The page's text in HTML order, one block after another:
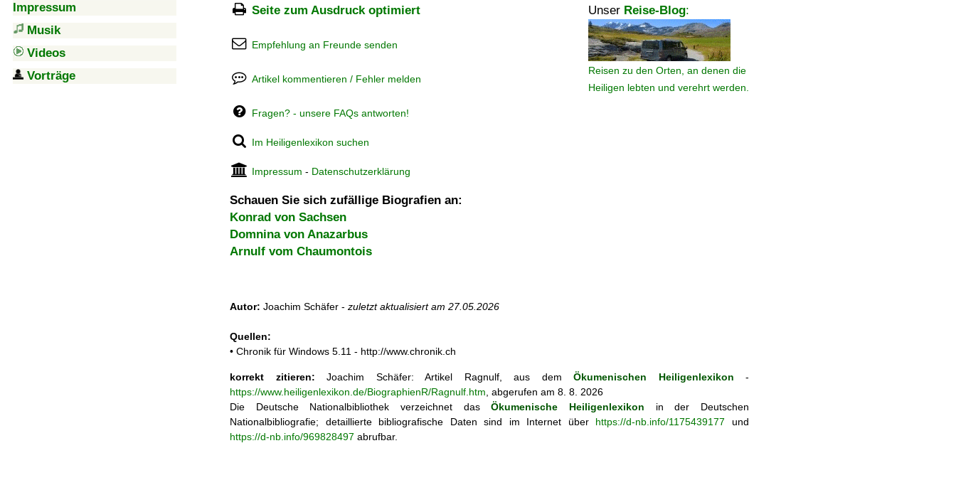
Impressum
Musik
Videos
Vorträge
Seite zum Ausdruck optimiert Unser Reise-Blog:
Reisen zu den Orten, an denen die
Heiligen lebten und verehrt werden.
Empfehlung an Freunde senden
Artikel kommentieren / Fehler melden
Fragen? - unsere FAQs antworten!
Im Heiligenlexikon suchen
Impressum - Datenschutzerklärung
Schauen Sie sich zufällige Biografien an:
Konrad von Sachsen
Domnina von Anazarbus
Arnulf vom Chaumontois
Autor: Joachim Schäfer - zuletzt aktualisiert am 27.05.2026
Quellen:
• Chronik für Windows 5.11 - http://www.chronik.ch
korrekt zitieren: Joachim Schäfer: Artikel Ragnulf, aus dem Ökumenischen Heiligenlexikon -
https://www.heiligenlexikon.de/BiographienR/Ragnulf.htm , abgerufen am 8. 8. 2026
Die Deutsche Nationalbibliothek verzeichnet dasÖkumenische Heiligenlexikon in der Deutschen
Nationalbibliografie; detaillierte bibliografische Daten sind im Internet über https://d-nb.info/1175439177 und
https://d-nb.info/969828497 abrufbar.